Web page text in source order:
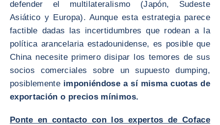
defender el multilateralismo (Japón, Sudeste
Asiático y Europa). Aunque esta estrategia parece
factible dadas las incertidumbres que rodean a la
política arancelaria estadounidense, es posible que
China necesite primero disipar los temores de sus
socios comerciales sobre un supuesto dumping,
posiblemente imponiéndose a sí misma cuotas de
exportación o precios mínimos.
Ponte en contacto con los expertos de Coface